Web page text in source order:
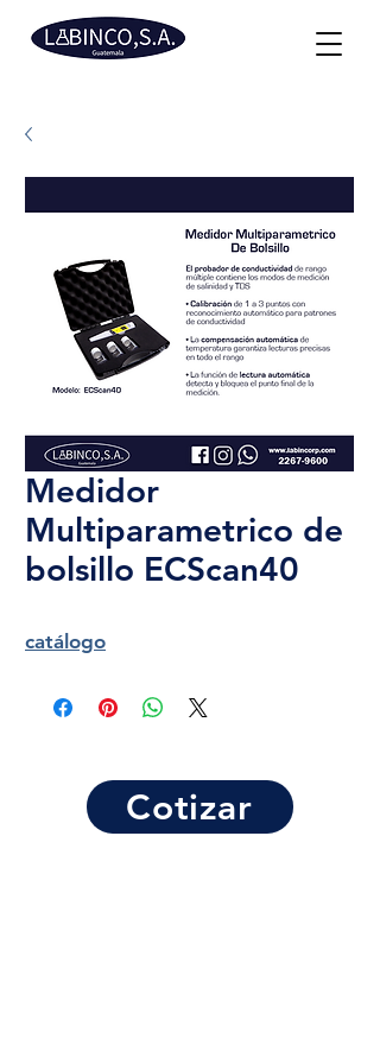
Medidor
Multiparametrico de
bolsillo ECScan40
catálogo
Cotizar